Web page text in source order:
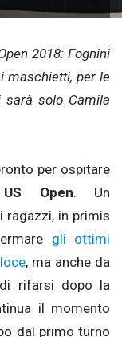
2018: Fognini
maschietti, per le
solo Camila
per ospitare
Open. Un
ragazzi, in primis
gli ottimi
, ma anche da
rifarsi dopo la
il momento
dal primo turno